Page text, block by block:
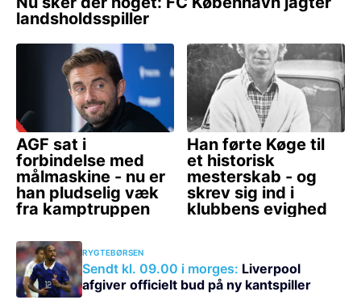
RYGTEBØRSEN
Sendt kl. 09.00 i morges: Liverpool
afgiver officielt bud på ny kantspiller